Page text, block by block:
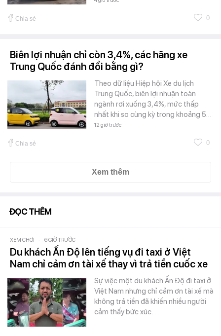
Chia sẻ 0
Biên lợi nhuận chỉ còn 3,4%, các hãng xe
Trung Quốc đánh đổi bằng gì?
Theo dữ liệu Hiệp hội Xe du lịch
Trung Quốc, biên lợi nhuận toàn
ngành rơi xuống 3,4%, mức thấp
nhất khi so cùng kỳ trong khoảng 5…
12 giờ trước
Chia sẻ 0
Xem thêm
ĐỌC THÊM
XEM CHƠI - 6 GIỜ TRƯỚC
Du khách Ấn Độ lên tiếng vụ đi taxi ở Việt
Nam chỉ cảm ơn tài xế thay vì trả tiền cuốc xe
Sự việc một du khách Ấn Độ đi taxi ở
Việt Nam nhưng chỉ cảm ơn tài xế mà
không trả tiền đã khiến nhiều người
cảm thấy bức xúc.